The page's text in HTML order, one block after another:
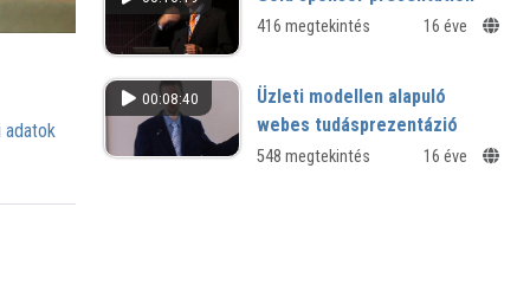
adatok
416 megtekintés 16 éve
00:08:40
Üzleti modellen alapuló
webes tudásprezentázió
548 megtekintés 16 éve